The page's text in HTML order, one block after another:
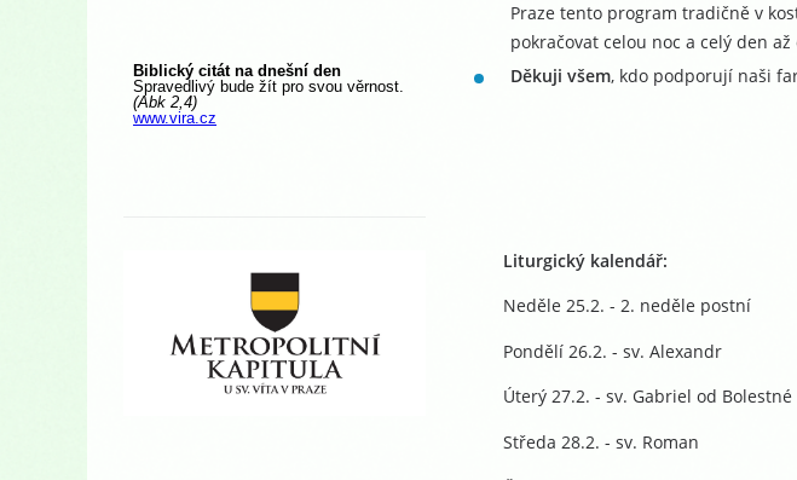
Praze tento program tradičně v
pokračovat celou noc a celý den
Děkuji všem, kdo podporují naši
Liturgický kalendář:
Neděle 25.2. - 2. neděle postní
Pondělí 26.2. - sv. Alexandr
Úterý 27.2. - sv. Gabriel od
Středa 28.2. - sv. Roman